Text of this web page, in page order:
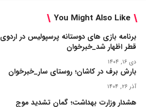
You Might Also Like
برنامه بازی های دوستانه پرسپولیس در اردوی
قطر اظهار شد_خبرخوان
دی ۱۶, ۱۴۰۴
بارش برف در کاشان؛ روستای سار_خبرخوان
آذر ۲۶, ۱۴۰۴
هشدار وزارت بهداشت؛ گمان تشدید موج